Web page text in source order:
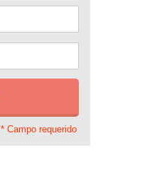
* Campo requerido